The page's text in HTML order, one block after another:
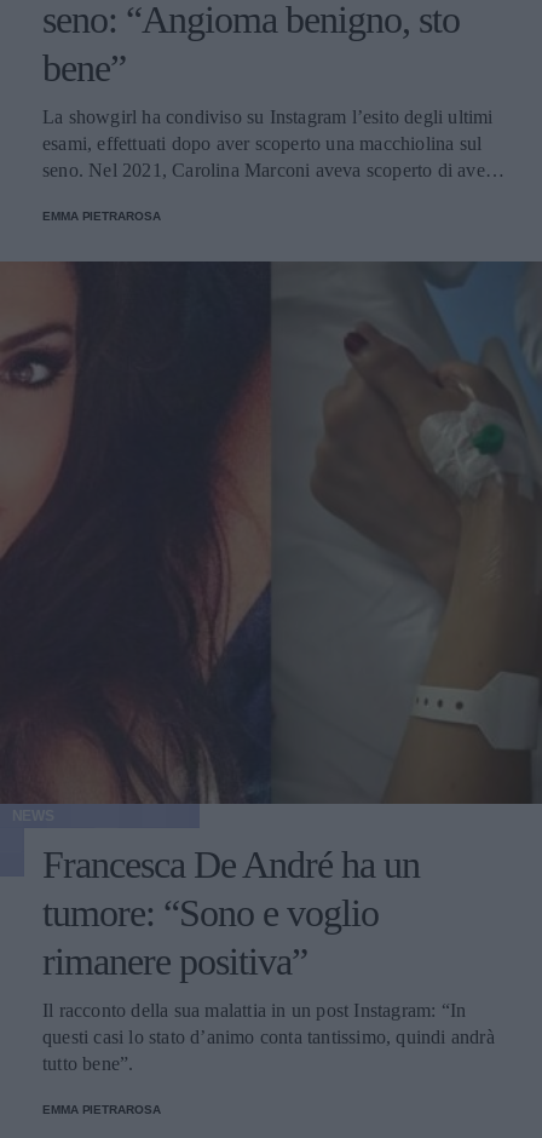
seno: “Angioma benigno, sto
bene”
La showgirl ha condiviso su Instagram l’esito degli ultimi
esami, effettuati dopo aver scoperto una macchiolina sul
seno. Nel 2021, Carolina Marconi aveva scoperto di avere
EMMA PIETRAROSA
Francesca De André ha un
tumore: “Sono e voglio
rimanere positiva”
Il racconto della sua malattia in un post Instagram: “In
questi casi lo stato d’animo conta tantissimo, quindi andrà
tutto bene”.
EMMA PIETRAROSA